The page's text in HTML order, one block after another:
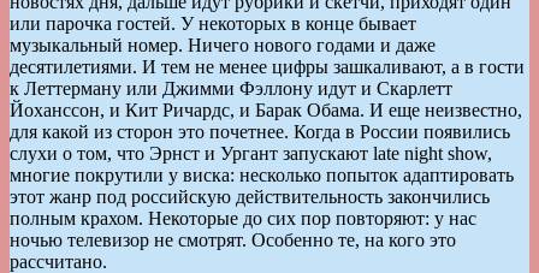
или парочка гостей. У некоторых в конце бывает
музыкальный номер. Ничего нового годами и даже
десятилетиями. И тем не менее цифры зашкаливают, а в гости
к Леттерману или Джимми Фэллону идут и Скарлетт
Йоханссон, и Кит Ричардс, и Барак Обама. И еще неизвестно,
для какой из сторон это почетнее. Когда в России появились
слухи о том, что Эрнст и Ургант запускают late night show,
многие покрутили у виска: несколько попыток адаптировать
этот жанр под российскую действительность закончились
полным крахом. Некоторые до сих пор повторяют: у нас
ночью телевизор не смотрят. Особенно те, на кого это
рассчитано.